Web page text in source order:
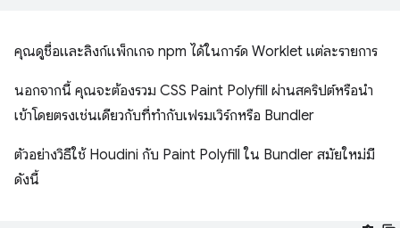
คุณดูชื่อและลิงก์แพ็กเกจ npm ได้ในการ์ด Worklet แต่ละรายการ
นอกจากนี้ คุณจะต้องรวม CSS Paint Polyfill ผ่านสคริปต์หรือนำ
เข้าโดยตรงเช่นเดียวกับที่ทำกับเฟรมเวิร์กหรือ Bundler
ตัวอย่างวิธีใช้ Houdini กับ Paint Polyfill ใน Bundler สมัยใหม่มี
ดังนี้